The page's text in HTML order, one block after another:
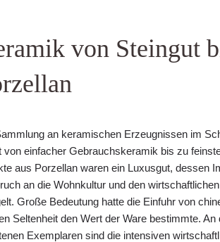
von Steingut
an keramischen Erzeugnissen im
von einfacher Gebrauchskeramik bis zu
aus Porzellan waren ein Luxusgut, dessen
an die Wohnkultur und den
Große Bedeutung hatte die Einfuhr von
Seltenheit den Wert der Ware bestimmte. An
Exemplaren sind die intensiven